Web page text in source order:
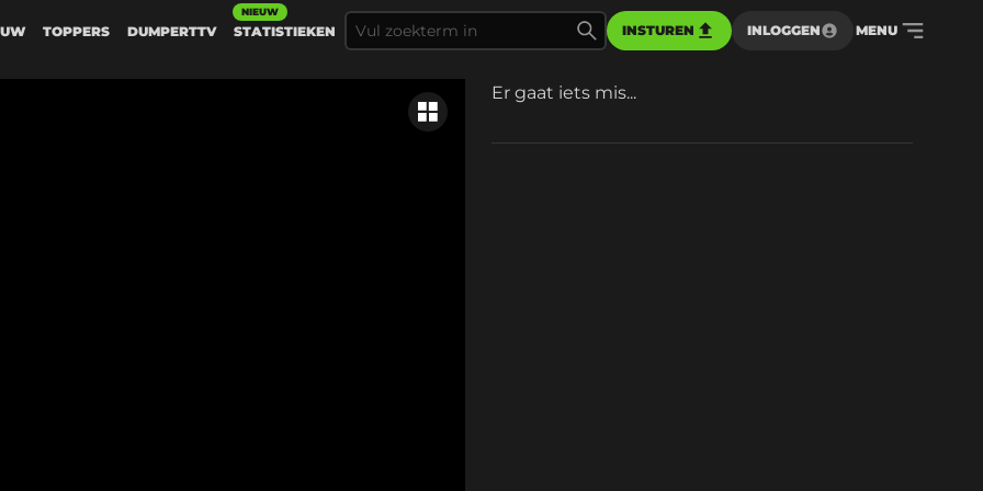
TOPPERS DUMPERTTV STATISTIEKEN
NIEUW
INSTUREN INLOGGEN MENU
Er gaat iets mis...